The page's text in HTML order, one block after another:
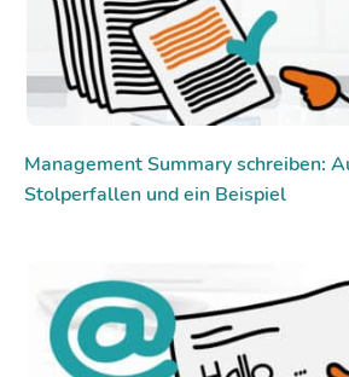
Management Summary schreiben:
Stolperfallen und ein Beispiel